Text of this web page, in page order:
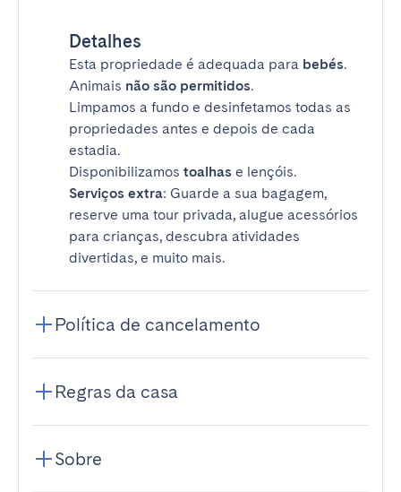
Detalhes
Esta propriedade é adequada para bebés.
Animais não são permitidos.
Limpamos a fundo e desinfetamos todas as
propriedades antes e depois de cada
estadia.
Disponibilizamos toalhas e lençóis.
Serviços extra: Guarde a sua bagagem,
reserve uma tour privada, alugue acessórios
para crianças, descubra atividades
divertidas, e muito mais.
Política de cancelamento
Regras da casa
Sobre